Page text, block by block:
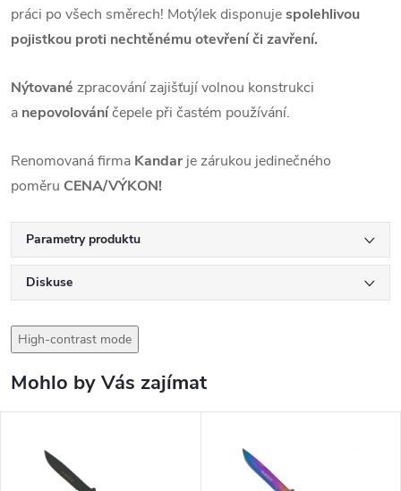
práci po všech směrech! Motýlek disponujespolehlivou
pojistkou proti nechtěnému otevření či zavření.
Nýtované zpracování zajišťují volnou konstrukci
a nepovolováníčepele při častém používání.
Renomovaná firma Kandar je zárukou jedinečného
poměru CENA/VÝKON!
Parametry produktu
Diskuse
High-contrast mode
Mohlo by Vás zajímat